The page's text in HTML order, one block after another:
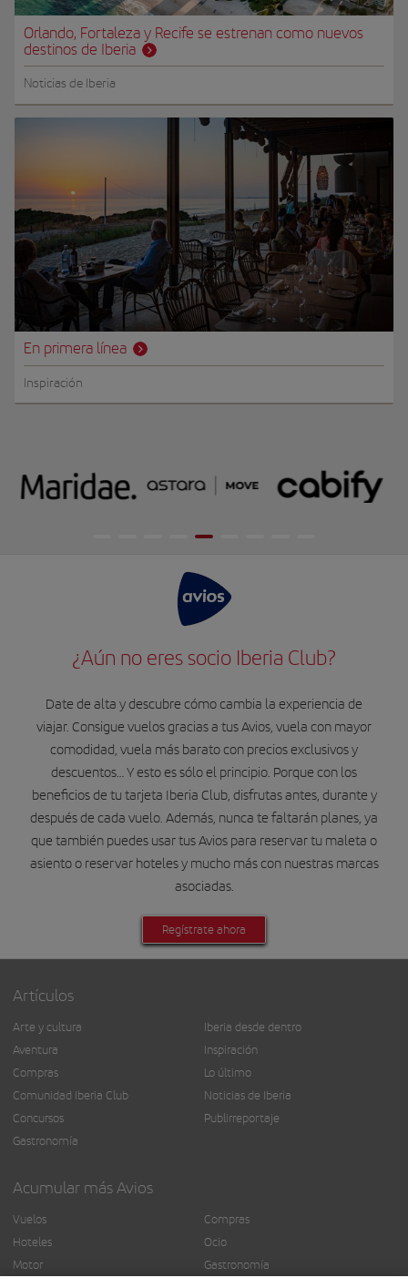
Orlando, Fortaleza y Recife se estrenan como nuevos
destinos de Iberia
Noticias de Iberia
En primera línea
Inspiración
¿Aún no eres socio Iberia Club?
Date de alta y descubre cómo cambia la experiencia de
viajar. Consigue vuelos gracias a tus Avios, vuela con mayor
comodidad, vuela más barato con precios exclusivos y
descuentos… Y esto es sólo el principio. Porque con los
beneficios de tu tarjeta Iberia Club, disfrutas antes, durante y
después de cada vuelo. Además, nunca te faltarán planes, ya
que también puedes usar tus Avios para reservar tu maleta o
asiento o reservar hoteles y mucho más con nuestras marcas
asociadas.
Regístrate ahora
Artículos
Arte y cultura
Aventura
Compras
Comunidad Iberia Club
Concursos
Gastronomía
Iberia desde dentro
Inspiración
Lo último
Noticias de Iberia
Publirreportaje
Acumular más Avios
Vuelos
Hoteles
Motor
Compras
Ocio
Gastronomía